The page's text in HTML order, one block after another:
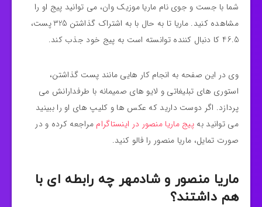
شما با جست و جوی نام ماریا موزیک وان، می توانید پیج او را
مشاهده کنید. ماریا تا به حال با به اشتراک گذاشتن 325 پست،
46.5 کا دنبال کننده توانسته است به پیج خود جذب کند.
وی در این صفحه به انجام کار هایی مانند پست گذاشتن،
استوری های تبلیغاتی و لایو های صمیمانه با طرفدارانش می
پردازد. اگر دوست دارید که عکس ها و کلیپ های او را ببینید
می توانید به پیج ماریا منصور در اینستاگرام مراجعه کرده و در
صورت تمایل، ماریا منصور را فالو کنید.
ماریا منصور و شادمهر چه رابطه ای با
هم داشتند؟